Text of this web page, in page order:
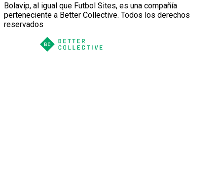
Bolavip, al igual que Futbol Sites, es una compañía
perteneciente a Better Collective. Todos los derechos
reservados